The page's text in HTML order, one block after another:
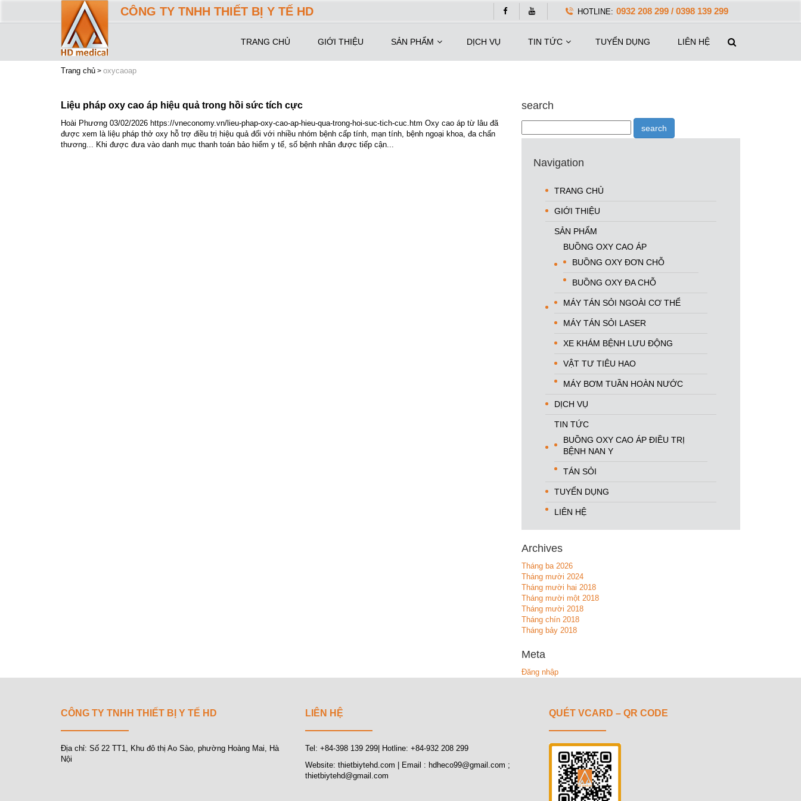
CÔNG TY TNHH THIẾT BỊ Y TẾ HD HOTLINE: 0932 208 299 / 0398 139 299
TRANG CHỦ GIỚI THIỆU SẢN PHẨM DỊCH VỤ TIN TỨC TUYỂN DỤNG LIÊN HỆ
Trang chủ oxycaoap
Liệu pháp oxy cao áp hiệu quả trong hồi sức tích cực
Hoài Phương 03/02/2026 https://vneconomy.vn/lieu-phap-oxy-cao-ap-hieu-qua-trong-hoi-suc-tich-cuc.htm Oxy cao áp từ lâu đã
được xem là liệu pháp thở oxy hỗ trợ điều trị hiệu quả đối với nhiều nhóm bệnh cấp tính, mạn tính, bệnh ngoại khoa, đa chấn
thương... Khi được đưa vào danh mục thanh toán bảo hiểm y tế, số bệnh nhân được tiếp cận...
search
Navigation
TRANG CHỦ
GIỚI THIỆU
SẢN PHẨM
BUỒNG OXY CAO ÁP
BUỒNG OXY ĐƠN CHỖ
BUỒNG OXY ĐA CHỖ
MÁY TÁN SỎI NGOÀI CƠ THỂ
MÁY TÁN SỎI LASER
XE KHÁM BỆNH LƯU ĐỘNG
VẬT TƯ TIÊU HAO
MÁY BƠM TUẦN HOÀN NƯỚC
DỊCH VỤ
TIN TỨC
BUỒNG OXY CAO ÁP ĐIỀU TRỊ
BỆNH NAN Y
TÁN SỎI
TUYỂN DỤNG
LIÊN HỆ
Archives
Tháng ba 2026
Tháng mười 2024
Tháng mười hai 2018
Tháng mười một 2018
Tháng mười 2018
Tháng chín 2018
Tháng bảy 2018
Meta
Đăng nhập
CÔNG TY TNHH THIẾT BỊ Y TẾ HD
Địa chỉ: Số 22 TT1, Khu đô thị Ao Sào, phường Hoàng Mai, Hà
Nội
LIÊN HỆ
Tel: +84-398 139 299| Hotline: +84-932 208 299
Website: thietbiytehd.com | Email : hdheco99@gmail.com ;
thietbiytehd@gmail.com
QUÉT VCARD – QR CODE